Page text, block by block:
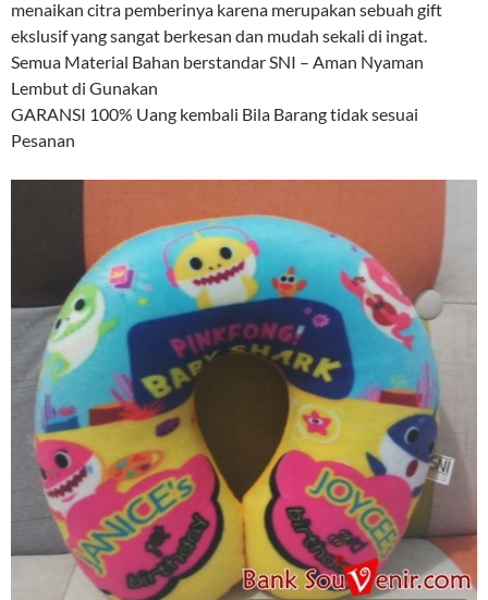
menaikan citra pemberinya karena merupakan sebuah gift
ekslusif yang sangat berkesan dan mudah sekali di ingat.
Semua Material Bahan berstandar SNI – Aman Nyaman
Lembut di Gunakan
GARANSI 100% Uang kembali Bila Barang tidak sesuai
Pesanan